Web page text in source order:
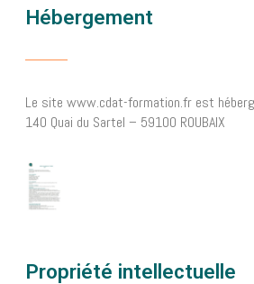
Hébergement
Le site www.cdat-formation.fr est
140 Quai du Sartel – 59100 ROUBAIX
Propriété intellectuelle